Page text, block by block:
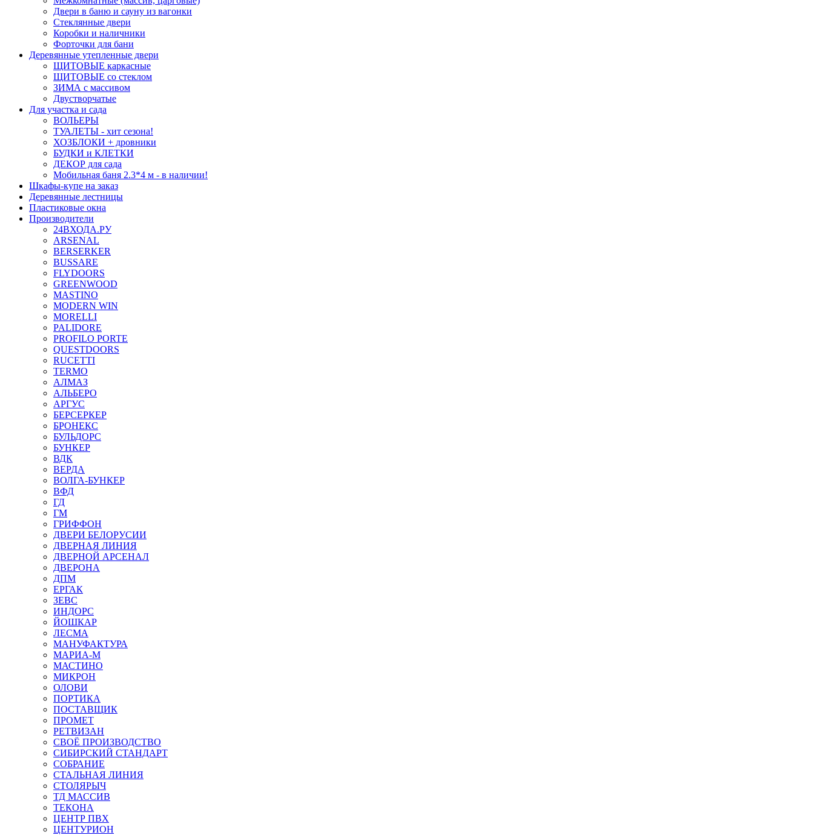
Двери в баню и сауну из вагонки
Стеклянные двери
Коробки и наличники
Форточки для бани
Деревянные утепленные двери
ЩИТОВЫЕ каркасные
ЩИТОВЫЕ со стеклом
ЗИМА с массивом
Двустворчатые
Для участка и сада
ВОЛЬЕРЫ
ТУАЛЕТЫ - хит сезона!
ХОЗБЛОКИ + дровники
БУДКИ и КЛЕТКИ
ДЕКОР для сада
Мобильная баня 2.3*4 м - в наличии!
Шкафы-купе на заказ
Деревянные лестницы
Пластиковые окна
Производители
24ВХОДА.РУ
ARSENAL
BERSERKER
BUSSARE
FLYDOORS
GREENWOOD
MASTINO
MODERN WIN
MORELLI
PALIDORE
PROFILO PORTE
QUESTDOORS
RUCETTI
TERMO
АЛМАЗ
АЛЬБЕРО
АРГУС
БЕРСЕРКЕР
БРОНЕКС
БУЛЬДОРС
БУНКЕР
ВДК
ВЕРДА
ВОЛГА-БУНКЕР
ВФД
ГД
ГМ
ГРИФФОН
ДВЕРИ БЕЛОРУСИИ
ДВЕРНАЯ ЛИНИЯ
ДВЕРНОЙ АРСЕНАЛ
ДВЕРОНА
ДПМ
ЕРГАК
ЗЕВС
ИНДОРС
ЙОШКАР
ЛЕСМА
МАНУФАКТУРА
МАРИА-М
МАСТИНО
МИКРОН
ОЛОВИ
ПОРТИКА
ПОСТАВЩИК
ПРОМЕТ
РЕТВИЗАН
СВОЁ ПРОИЗВОДСТВО
СИБИРСКИЙ СТАНДАРТ
СОБРАНИЕ
СТАЛЬНАЯ ЛИНИЯ
СТОЛЯРЫЧ
ТД МАССИВ
ТЕКОНА
ЦЕНТР ПВХ
ЦЕНТУРИОН